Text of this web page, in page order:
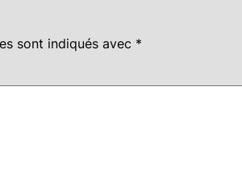
sont indiqués avec *